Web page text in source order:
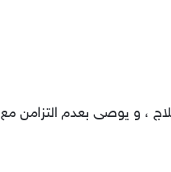
، و يوصى بعدم التزامن مع